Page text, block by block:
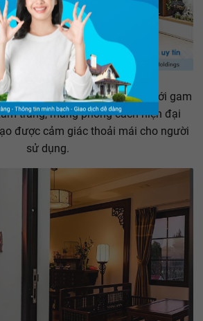
diễn viên có tới 7 phòng ngủ với gam
trắng, mang phong cách hiện đại
được cảm giác thoải mái cho người
sử dụng.